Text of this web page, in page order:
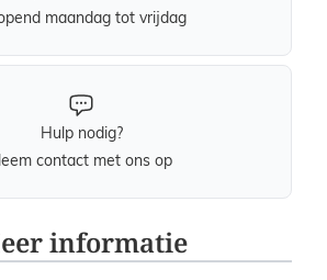
maandag tot vrijdag
Hulp nodig?
contact met ons op
informatie